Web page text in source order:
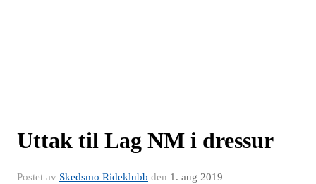
Uttak til Lag NM i dressur
Postet av Skedsmo Rideklubb den 1. aug 2019